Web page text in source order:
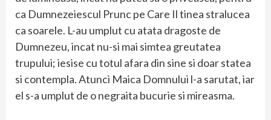
ca Dumnezeiescul Prunc pe Care Il tinea stralucea
ca soarele. L-au umplut cu atata dragoste de
Dumnezeu, incat nu-si mai simtea greutatea
trupului; iesise cu totul afara din sine si doar statea
si contempla. Atunci Maica Domnului l-a sarutat, iar
el s-a umplut de o negraita bucurie si mireasma.